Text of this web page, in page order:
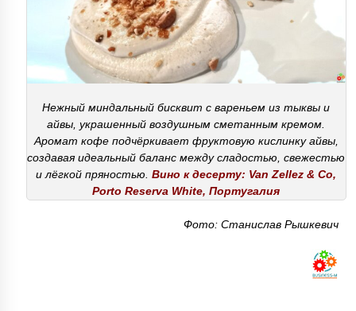
Нежный миндальный бисквит с вареньем из тыквы и
айвы, украшенный воздушным сметанным кремом.
Аромат кофе подчёркивает фруктовую кислинку айвы,
создавая идеальный баланс между сладостью, свежестью
и лёгкой пряностью. Вино к десерту: Van Zellez & Co,
Porto Reserva White, Португалия
Фото: Станислав Рышкевич